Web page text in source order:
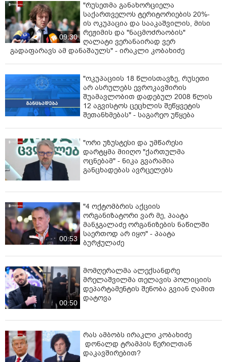
09:30
"რუსეთმა განახორციელა
საქართველოს ტერიტორიების 20%-
ის ოკუპაცია და სააკაშვილის, მისი
რეჟიმის და "ნაცმოძრაობის"
ღალატი ვერანაირად ვერ
გადაფარავს ამ დანაშაულს" - ირაკლი კობახიძე
"ოკუპაციის 18 წლისთავზე, რუსეთი
არ ასრულებს ევროკავშირის
შუამავლობით დადებულ 2008 წლის
12 აგვისტოს ცეცხლის შეწყვეტის
შეთანხმებას" - საგარეო უწყება
"ორი უზუსტესი და უმწარესი
დარტყმა მიიღო "ქართულმა
ოცნებამ" - ნიკა გვარამია
განცხადებას ავრცელებს
00:53
"4 ოქტომბრის აქციის
ორგანიზატორი ვარ მე, პაატა
მანჯგალაძე ორგანიზების ნაწილში
საერთოდ არ იყო" - პაატა
ბურჭულაძე
00:50
მომღერალმა ალექსანდრე
მრელაშვილმა თელავის პოლიციის
დეპარტამენტის შენობა გვიან ღამით
დატოვა
რას ამბობს ირაკლი კობახიძე
დონალდ ტრამპის წერილთან
დაკავშირებით?